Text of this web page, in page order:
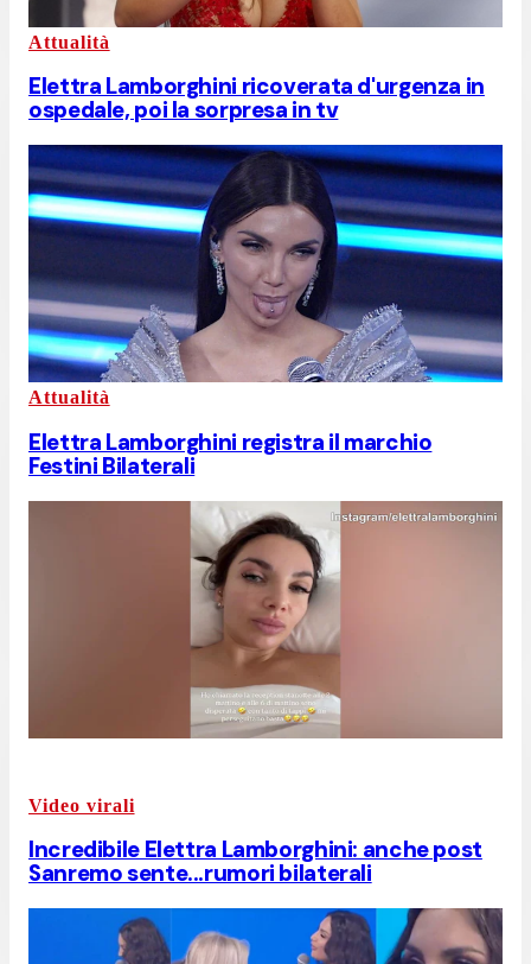
Attualità
Elettra Lamborghini ricoverata d'urgenza in
ospedale, poi la sorpresa in tv
Attualità
Elettra Lamborghini registra il marchio
Festini Bilaterali
Video virali
Incredibile Elettra Lamborghini: anche post
Sanremo sente...rumori bilaterali